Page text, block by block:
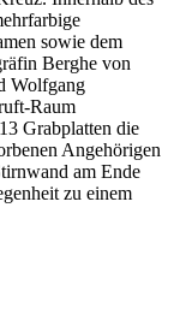
sowie dem
Berghe von
Wolfgang
Raum
Grabplatten die
Angehörigen
am Ende
zu einem